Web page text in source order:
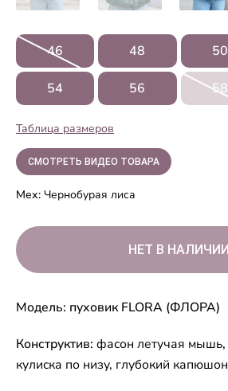
46 48 50
54 56 58
Таблица размеров
СМОТРЕТЬ ВИДЕО ТОВАРА
Мех: Чернобурая лиса
Модель: пуховик FLORA (ФЛОРА)
Конструктив: фасон летучая мышь,
кулиска по низу, глубокий капюшон